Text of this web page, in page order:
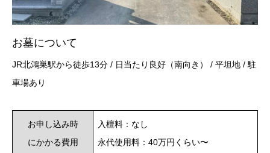
お墓について
JR北鴻巣駅から徒歩13分 / 日当たり良好（南向き） / 平坦地 / 駐
車場あり
お申し込み時
にかかる費用
入檀料：なし
永代使用料：40万円くらい〜